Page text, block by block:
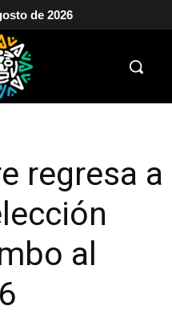
de 2026
regresa a
al